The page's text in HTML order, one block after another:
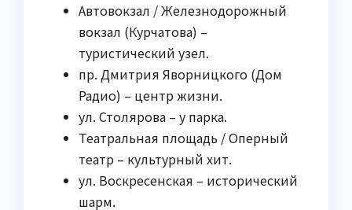
Автовокзал / Железнодорожный
вокзал (Курчатова) –
туристический узел.
пр. Дмитрия Яворницкого (Дом
Радио) – центр жизни.
ул. Столярова – у парка.
Театральная площадь / Оперный
театр – культурный хит.
ул. Воскресенская – исторический
шарм.